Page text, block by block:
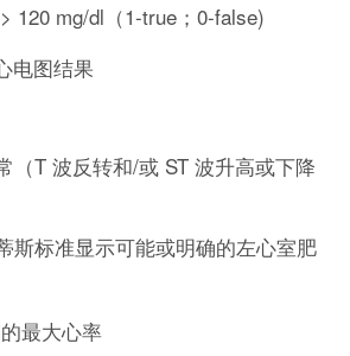
120 mg/dl（1-true；0-false)
电图结果
（T 波反转和/或 ST 波升高或下降
斯标准显示可能或明确的左心室肥
最大心率